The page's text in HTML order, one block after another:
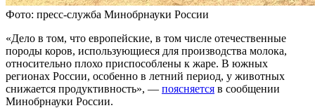
Фото: пресс-служба Минобрнауки России
«Дело в том, что европейские, в том числе отечественные
породы коров, использующиеся для производства молока,
относительно плохо приспособлены к жаре. В южных
регионах России, особенно в летний период, у животных
снижается продуктивность», — поясняется в сообщении
Минобрнауки России.